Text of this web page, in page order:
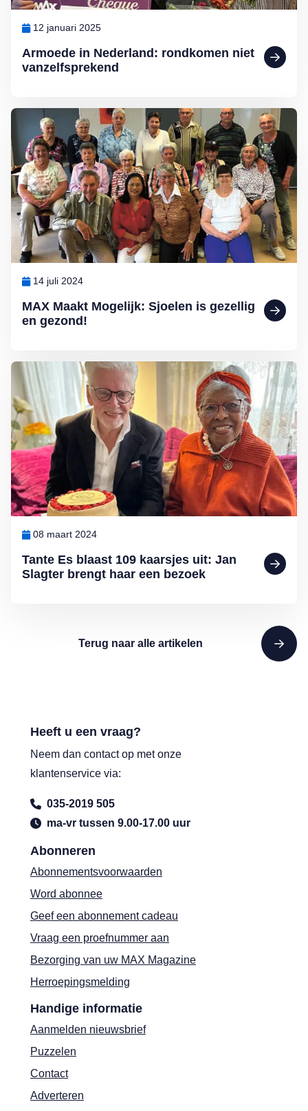
Armoede in Nederland: rondkomen niet
vanzelfsprekend
12 januari 2025
MAX Maakt Mogelijk: Sjoelen is gezellig
en gezond!
14 juli 2024
Lees meer over MAX Maakt Mogelijk: Sjoelen is gezellig en
Tante Es blaast 109 kaarsjes uit: Jan
Slagter brengt haar een bezoek
08 maart 2024
Lees meer over Tante Es blaast 109 kaarsjes uit: Jan Slagter brengt
Terug naar alle artikelen
Abonneren
Abonnementsvoorwaarden
Word abonnee
Geef een abonnement cadeau
Vraag een proefnummer aan
Bezorging van uw MAX Magazine
Herroepingsmelding
Handige informatie
Aanmelden nieuwsbrief
Puzzelen
Contact
Adverteren
Heeft u een vraag?
Neem dan contact op met onze
klantenservice via:
035-2019 505
ma-vr tussen 9.00-17.00 uur